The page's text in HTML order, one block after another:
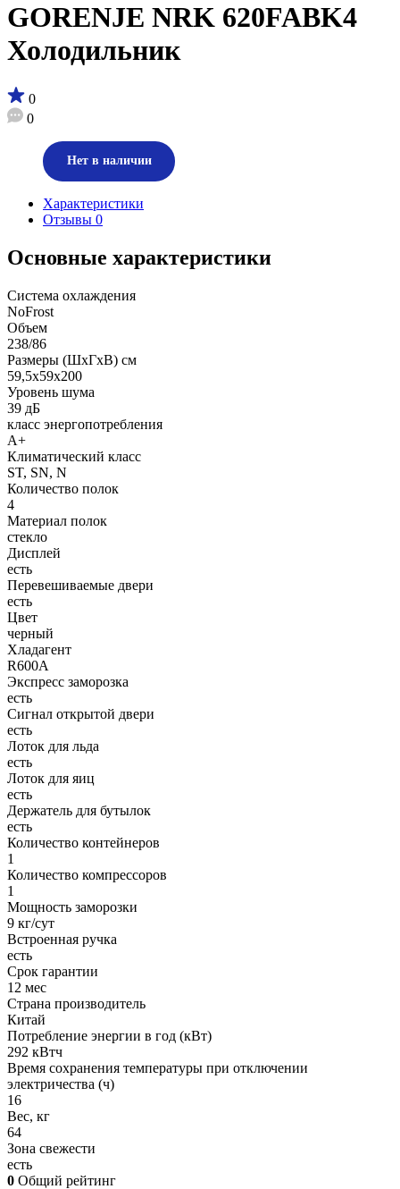
GORENJE NRK 620FABK4
Холодильник
0
0
Нет в наличии
Характеристики
Отзывы 0
Основные характеристики
Система охлаждения
NoFrost
Объем
238/86
Размеры (ШхГхВ) см
59,5х59х200
Уровень шума
39 дБ
класс энергопотребления
А+
Климатический класс
ST, SN, N
Количество полок
4
Материал полок
стекло
Дисплей
есть
Перевешиваемые двери
есть
Цвет
черный
Хладагент
R600A
Экспресс заморозка
есть
Сигнал открытой двери
есть
Лоток для льда
есть
Лоток для яиц
есть
Держатель для бутылок
есть
Количество контейнеров
1
Количество компрессоров
1
Мощность заморозки
9 кг/сут
Встроенная ручка
есть
Срок гарантии
12 мес
Страна производитель
Китай
Потребление энергии в год (кВт)
292 кВтч
Время сохранения температуры при отключении
электричества (ч)
16
Вес, кг
64
Зона свежести
есть
0 Общий рейтинг